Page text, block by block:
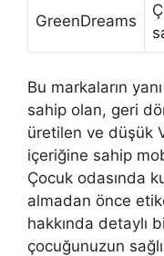
GreenDreams
Bu markaların
sahip olan, geri
üretilen ve düşük
içeriğine sahip
Çocuk odasında
almadan önce
hakkında detaylı
çocuğunuzun